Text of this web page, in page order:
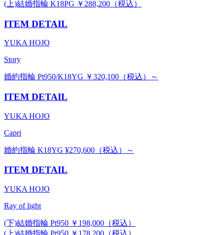
(上)結婚指輪 K18PG ￥288,200（税込）
ITEM DETAIL
YUKA HOJO
Story
婚約指輪 Pt950/K18YG ￥320,100（税込）～
ITEM DETAIL
YUKA HOJO
Capri
婚約指輪 K18YG ¥270,600（税込）～
ITEM DETAIL
YUKA HOJO
Ray of light
(下)結婚指輪 Pt950 ￥198,000（税込）